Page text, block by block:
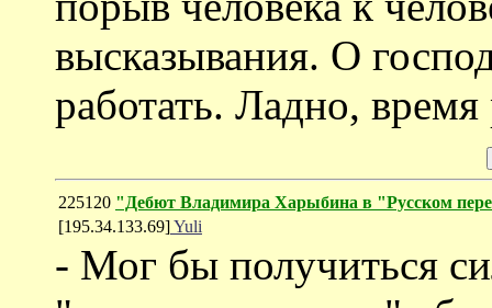
высказывания. О
работать. Ладно, время
225120 "Дебют Владимира Харыбина в "Русском
[195.34.133.69]Yuli
- Мог бы получиться